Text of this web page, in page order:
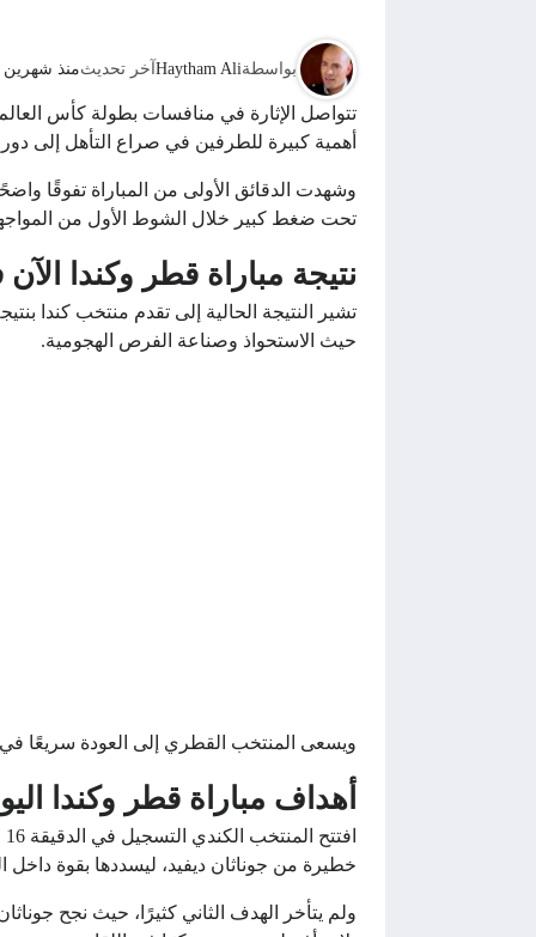
بواسطةHaytham Aliآخر تحديثمنذ شهرين
أهمية كبيرة للطرفين في صراع التأهل إلى دور
وشهدت الدقائق الأولى من المباراة تفوقًا
تحت ضغط كبير خلال الشوط الأول من
نتيجة مباراة قطر وكندا الآن في كأس
حيث الاستحواذ وصناعة الفرص الهجومية.
ويسعى المنتخب القطري إلى العودة سريعًا في
أهداف مباراة قطر وكندا
خطيرة من جوناثان ديفيد، ليسددها بقوة داخل